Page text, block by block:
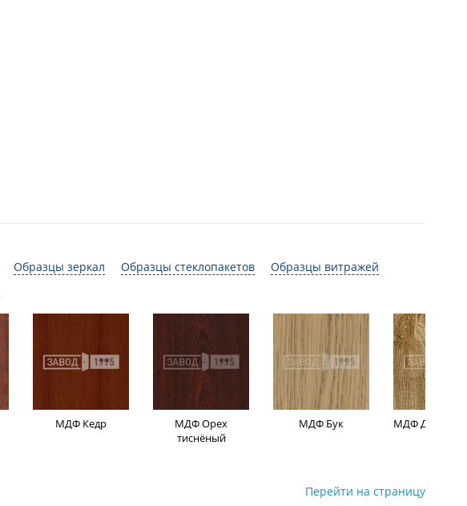
Образцы зеркал Образцы стеклопакетов
Образцы витражей
МДФ Кедр
МДФ Орех
тиснёный
МДФ Бук МДФ Дуб
Перейти на страницу